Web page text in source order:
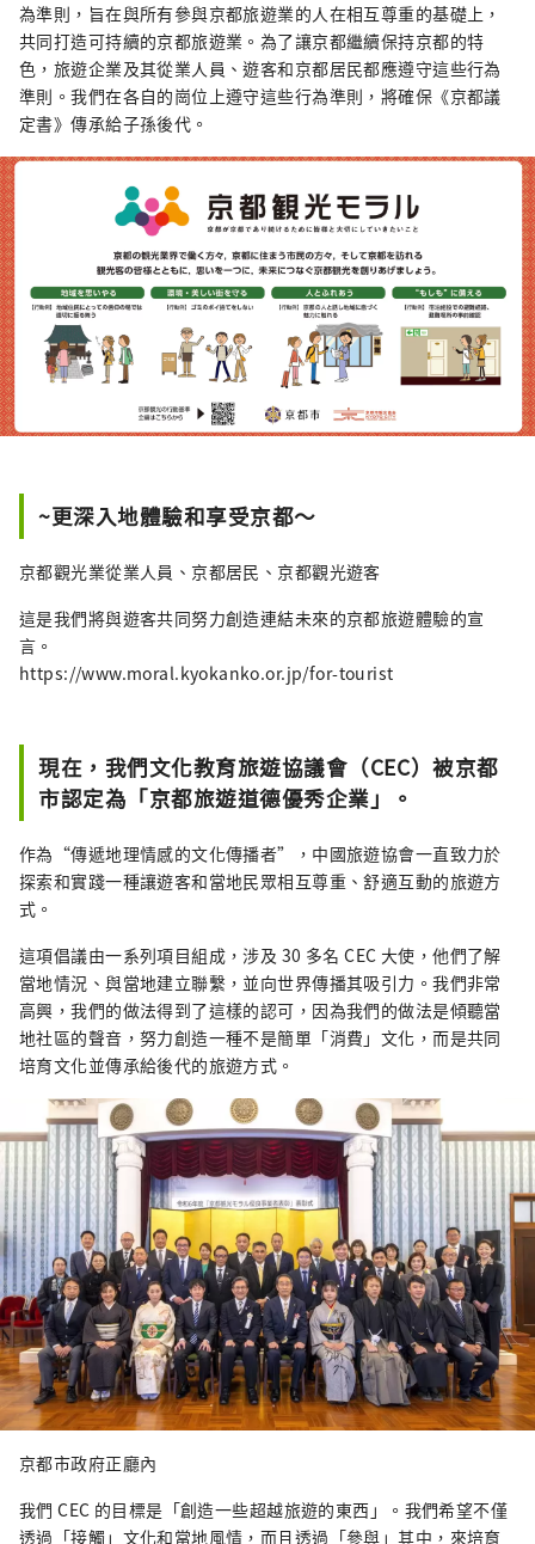
為準則，旨在與所有參與京都旅遊業的人在相互尊重的基礎上，
共同打造可持續的京都旅遊業。為了讓京都繼續保持京都的特
色，旅遊企業及其從業人員、遊客和京都居民都應遵守這些行為
準則。我們在各自的崗位上遵守這些行為準則，將確保《京都議
定書》傳承給子孫後代。
~更深入地體驗和享受京都～
京都觀光業從業人員、京都居民、京都觀光遊客
這是我們將與遊客共同努力創造連結未來的京都旅遊體驗的宣
言。
https://www.moral.kyokanko.or.jp/for-tourist
現在，我們文化教育旅遊協議會（CEC）被京都
市認定為「京都旅遊道德優秀企業」。
作為“傳遞地理情感的文化傳播者”，中國旅遊協會一直致力於
探索和實踐一種讓遊客和當地民眾相互尊重、舒適互動的旅遊方
式。
這項倡議由一系列項目組成，涉及 30 多名 CEC 大使，他們了解
當地情況、與當地建立聯繫，並向世界傳播其吸引力。我們非常
高興，我們的做法得到了這樣的認可，因為我們的做法是傾聽當
地社區的聲音，努力創造一種不是簡單「消費」文化，而是共同
培育文化並傳承給後代的旅遊方式。
京都市政府正廳內
我們 CEC 的目標是「創造一些超越旅遊的東西」。我們希望不僅
透過「接觸」文化和當地風情，而且透過「參與」其中，來培育